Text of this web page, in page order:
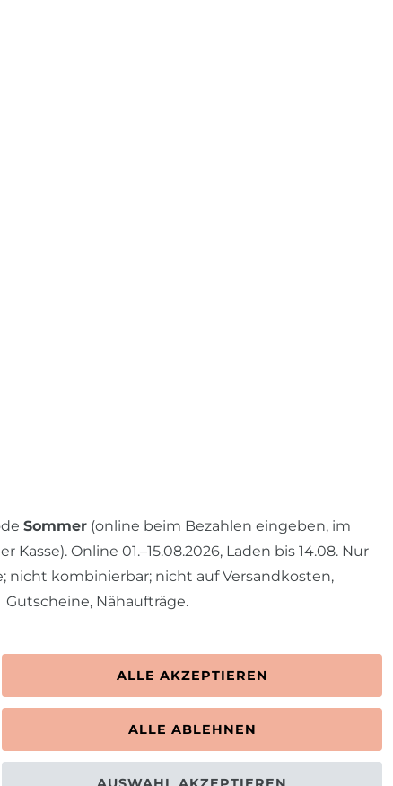
Sommer(online beim Bezahlen eingeben, im
Kasse). Online 01.–15.08.2026, Laden bis 14.08. Nur
nicht kombinierbar; nicht auf Versandkosten,
Gutscheine, Nähaufträge.
Kontakt
ALLE AKZEPTIEREN
ALLE ABLEHNEN